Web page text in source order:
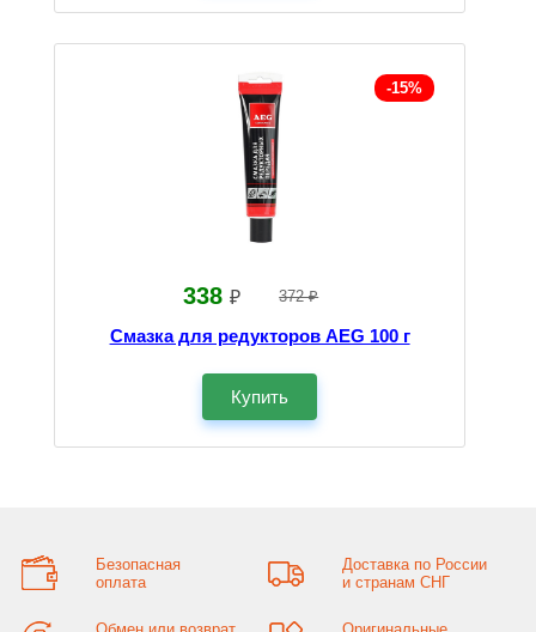
-15%
338 ₽ 372 ₽
Смазка для редукторов AEG 100 г
Купить
Безопасная
оплата
Доставка по России
и странам СНГ